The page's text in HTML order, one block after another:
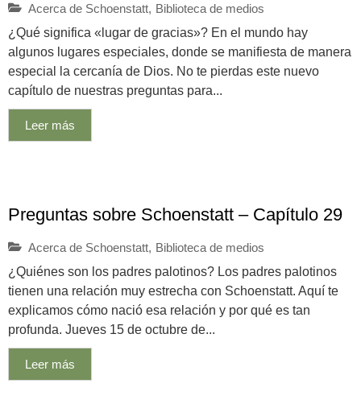
Acerca de Schoenstatt, Biblioteca de medios
¿Qué significa «lugar de gracias»? En el mundo hay
algunos lugares especiales, donde se manifiesta de manera
especial la cercanía de Dios. No te pierdas este nuevo
capítulo de nuestras preguntas para...
Leer más
Preguntas sobre Schoenstatt – Capítulo 29
Acerca de Schoenstatt, Biblioteca de medios
¿Quiénes son los padres palotinos? Los padres palotinos
tienen una relación muy estrecha con Schoenstatt. Aquí te
explicamos cómo nació esa relación y por qué es tan
profunda. Jueves 15 de octubre de...
Leer más